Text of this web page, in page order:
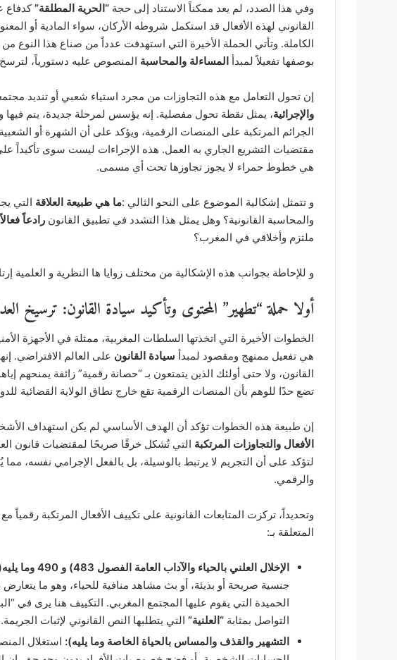
وفي هذا الصدد، لم يعد ممكناً الاستناد إلى حجة “الحرية المطلقة”كدفاع
القانوني لهذه الأفعال قد استكمل شروطه الأركان، سواء المادية أو
الكاملة. وتأتي الحملة الأخيرة التي استهدفت عدداً من صناع هذا النوع من
بوصفها تفعيلاً لمبدأ المساءلة والمحاسبة المنصوص عليه دستورياً،
إن تحول التعامل مع هذه التجاوزات من مجرد استياء شعبي أو تنديد
والإجرائية، يمثل نقطة تحول مفصلية. إنه يؤسس لمرحلة جديدة، يتم فيها
الجرائم المرتكبة على المنصات الرقمية، ويؤكد على أن الشهرة أو
مقتضيات التشريع الجاري به العمل. هذه الإجراءات ليست سوى تأكيداً على
هي خطوط حمراء لا يجوز تجاوزها تحت أي مسمى.
و تتمثل إشكالية الموضوع على النحو الثالي :ما هي طبيعة العلاقة التي
والمحاسبة القانونية؟ وهل يمثل هذا التشدد في تطبيق القانون رادعاً فعالاً
ملتزم وأخلاقي في المغرب؟
و للإحاطة بجوانب هذه الإشكالية من مختلف زوايا ها النظرية و العلمية
أولا حملة “تطهير” المحتوى وتأكيد سيادة القانون: ترسيخ
الخطوات الأخيرة التي اتخذتها السلطات المغربية، ممثلة في الأجهزة
هي تفعيل ممنهج ومقصود لمبدأ سيادة القانون على العالم الافتراضي.
القانون، ولا حتى أولئك الذين يتمتعون بـ “حصانة رقمية” زائفة يمنحهم
تضع حدًا للوهم بأن المنصات الرقمية تقع خارج نطاق الولاية القضائية
إن طبيعة هذه الخطوات تؤكد أن الهدف الأساسي لم يكن استهداف
الأفعال والتجاوزات المرتكبة التي تُشكل خرقًا صريحًا لمقتضيات قانون
لتؤكد على أن التجريم لا يرتبط بالوسيلة، بل بالفعل الإجرامي نفسه،
والرقمي.
وتحديداً، تركزت المتابعات القانونية على تكييف الأفعال المرتكبة
المتعلقة بـ:
الإخلال العلني بالحياء والآداب العامة الفصول 483) و 490 وما يليه(:
جنسية صريحة أو بذيئة، أو بث مشاهد منافية للحياء، وهو ما
الحميدة التي يقوم عليها المجتمع المغربي. التكييف هنا يرى في
التواصل بمثابة “العلنية” التي يتطلبها النص القانوني لإثبات الجريمة.
التشهير والقذف والمساس بالحياة الخاصة وما يليه): استغلال